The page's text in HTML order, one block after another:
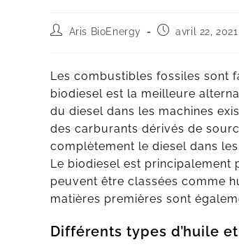
Aris BioEnergy avril 22, 2021
Les combustibles fossiles sont
biodiesel est la meilleure
du diesel dans les machines
des carburants dérivés de
complètement le diesel dans
Le biodiesel est
peuvent être classées comme
matières premières sont
Différents types d’huile